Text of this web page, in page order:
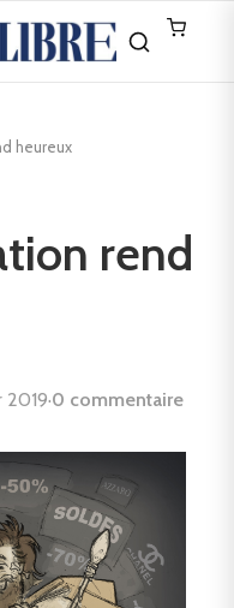
heureux
rend
2019·0 commentaire